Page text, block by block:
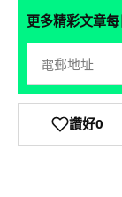
更多精彩文章
讚好0